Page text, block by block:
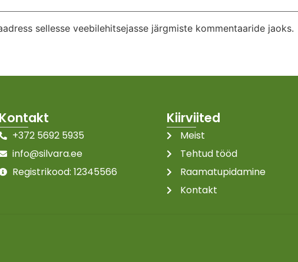
sellesse veebilehitsejasse järgmiste kommentaaride jaoks.
Kontakt
+372 5692 5935
info@silvara.ee
Registrikood: 12345566
Kiirviited
Meist
Tehtud tööd
Raamatupidamine
Kontakt